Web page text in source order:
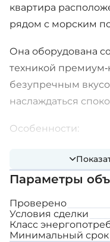
квартира
рядом с морским
Она оборудована
техникой премиум-
безупречным
наслаждаться
Особенности:
Отдельная
Современный
Отдельная
4 WC
Параметры
Проверено
Условия сделки
Класс
Минимальный